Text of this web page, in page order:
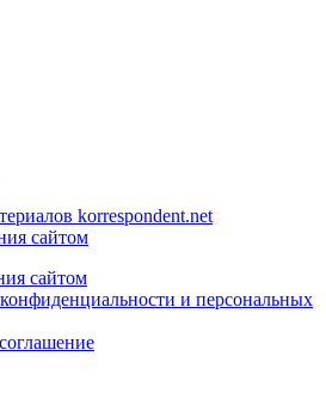
korrespondent.net
сайтом
сайтом
и персональных